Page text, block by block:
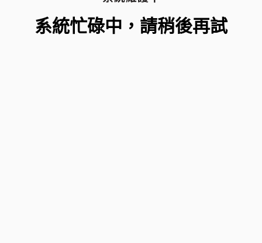
系統忙碌中，請稍後再試